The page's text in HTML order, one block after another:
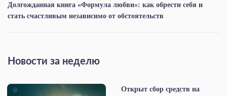
Долгожданная книга «Формула любви»: как обрести себя и
стать счастливым независимо от обстоятельств
Новости за неделю
Открыт сбор средств на